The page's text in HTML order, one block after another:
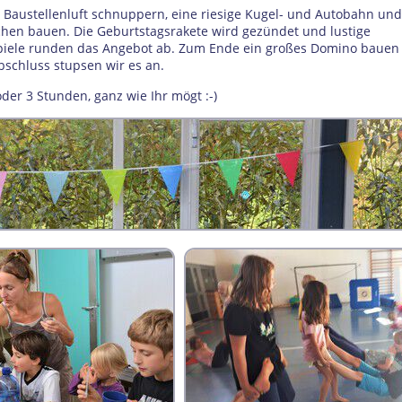
schnuppern, eine riesige Kugel- und Autobahn
bauen. Die Geburtstagsrakete wird gezündet und lustige
runden das Angebot ab. Zum Ende ein großes Domino
stupsen wir es an.
3 Stunden, ganz wie Ihr mögt :-)